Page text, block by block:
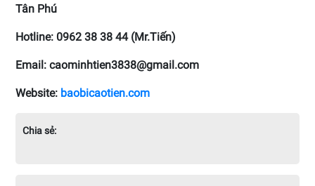
Tân Phú
Hotline: 0962 38 38 44 (Mr.Tiến)
Email: caominhtien3838@gmail.com
Website: baobicaotien.com
Chia sẻ: